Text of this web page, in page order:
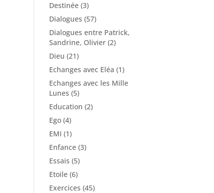
Destinée (3)
Dialogues (57)
Dialogues entre Patrick,
Sandrine, Olivier (2)
Dieu (21)
Echanges avec Eléa (1)
Echanges avec les Mille
Lunes (5)
Education (2)
Ego (4)
EMI (1)
Enfance (3)
Essais (5)
Etoile (6)
Exercices (45)